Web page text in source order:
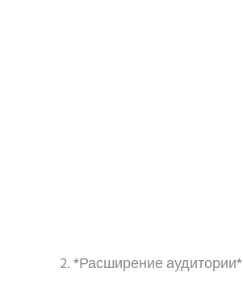
2. *Расширение аудитории*